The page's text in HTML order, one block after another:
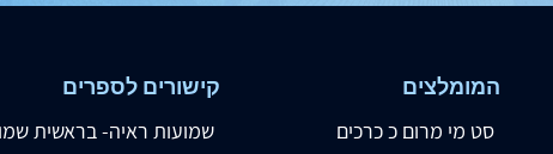
המומלצים
סט מי מרום כ כרכים
קישורים לספרים
שמועות ראיה- בראשית